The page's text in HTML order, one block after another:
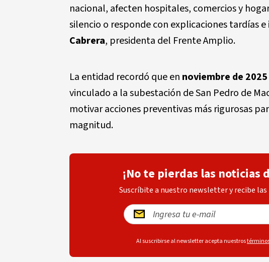
nacional, afecten hospitales, comercios y
silencio o responde con explicaciones tardías e
Cabrera, presidenta del Frente Amplio.
La entidad recordó que en noviembre de 2025
vinculado a la subestación de San Pedro de
motivar acciones preventivas más rigurosas
magnitud.
¡No te pierdas las noticias
Suscríbite a nuestro newsletter y recibe
Al suscribirse al newsletter acepta nuestros